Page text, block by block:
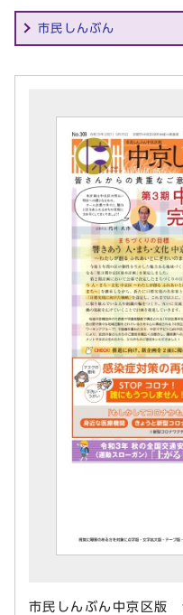
市民しんぶん
市民しんぶん中京区版